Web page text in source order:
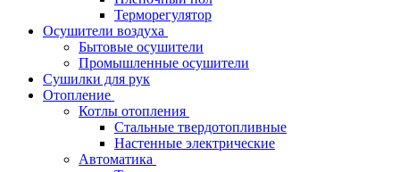
Терморегулятор
Осушители воздуха
Бытовые осушители
Промышленные осушители
Сушилки для рук
Отопление
Котлы отопления
Стальные твердотопливные
Настенные электрические
Автоматика